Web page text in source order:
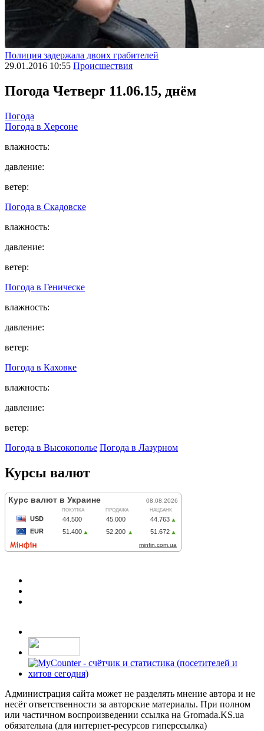
Полиция задержала двоих грабителей
29.01.2016 10:55 Происшествия
Погода Четверг 11.06.15, днём
Погода
Погода в Херсоне
влажность:
давление:
ветер:
Погода в Скадовске
влажность:
давление:
ветер:
Погода в Геническе
влажность:
давление:
ветер:
Погода в Каховке
влажность:
давление:
ветер:
Погода в Высокополье Погода в Лазурном
Курсы валют
Администрация сайта может не разделять мнение автора и не
несёт ответственности за авторские материалы. При полном
или частичном воспроизведении ссылка на Gromada.KS.ua
обязательна (для интернет-ресурсов гиперссылка)